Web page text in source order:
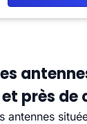
près de
antennes